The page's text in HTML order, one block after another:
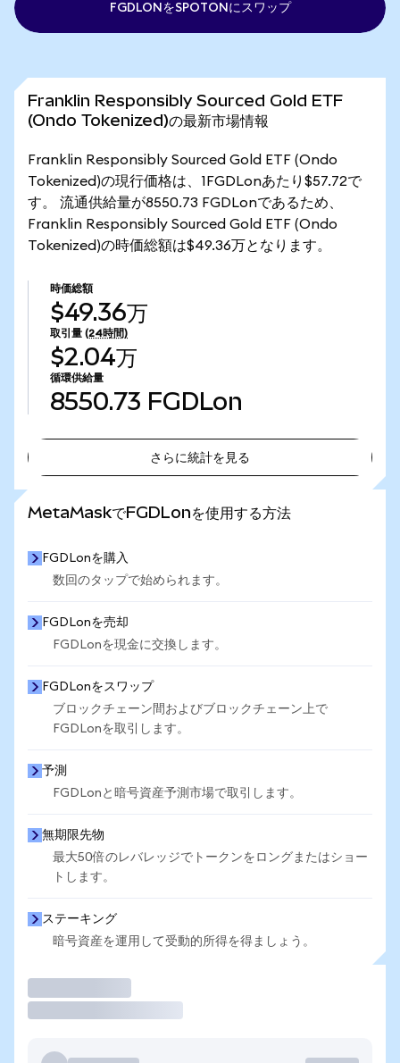
FGDLONをSPOTONにスワップ
Franklin Responsibly Sourced Gold ETF
(Ondo Tokenized)の最新市場情報
Franklin Responsibly Sourced Gold ETF (Ondo
Tokenized)の現行価格は、1FGDLonあたり$57.72で
す。 流通供給量が8550.73 FGDLonであるため、
Franklin Responsibly Sourced Gold ETF (Ondo
Tokenized)の時価総額は$49.36万となります。
時価総額
$49.36万
取引量 (24時間)
$2.04万
循環供給量
8550.73 FGDLon
さらに統計を見る
MetaMaskでFGDLonを使用する方法
FGDLonを購入
数回のタップで始められます。
FGDLonを売却
FGDLonを現金に交換します。
FGDLonをスワップ
ブロックチェーン間およびブロックチェーン上で
FGDLonを取引します。
予測
FGDLonと暗号資産予測市場で取引します。
無期限先物
最大50倍のレバレッジでトークンをロングまたはショー
トします。
ステーキング
暗号資産を運用して受動的所得を得ましょう。